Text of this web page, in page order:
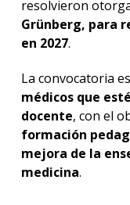
resolvieron
Grünberg, para
en 2027.
La convocatoria
médicos que
docente, con el
formación
mejora de la
medicina.